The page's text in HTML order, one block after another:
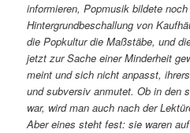
informieren, Popmusik bildete
Hintergrundbeschallung von
die Popkultur die Maßstäbe, und
jetzt zur Sache einer Minderheit
meint und sich nicht anpasst,
und subversiv anmutet. Ob in den
war, wird man auch nach der
Aber eines steht fest: sie waren